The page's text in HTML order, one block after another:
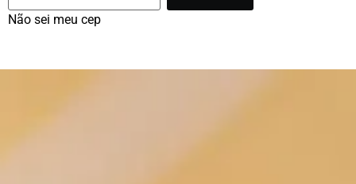
Não sei meu cep